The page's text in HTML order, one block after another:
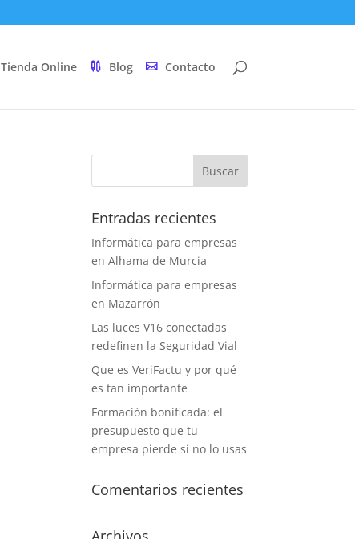
Tienda Online Blog Contacto
Entradas recientes
Informática para empresas
en Alhama de Murcia
Informática para empresas
en Mazarrón
Las luces V16 conectadas
redefinen la Seguridad Vial
Que es VeriFactu y por qué
es tan importante
Formación bonificada: el
presupuesto que tu
empresa pierde si no lo usas
Comentarios recientes